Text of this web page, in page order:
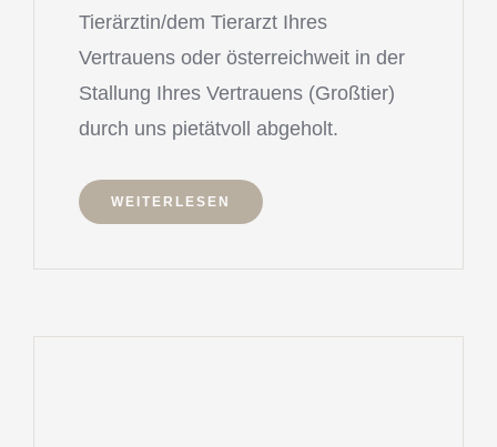
Tierärztin/dem Tierarzt Ihres
Vertrauens oder österreichweit in der
Stallung Ihres Vertrauens (Großtier)
durch uns pietätvoll abgeholt.
WEITERLESEN